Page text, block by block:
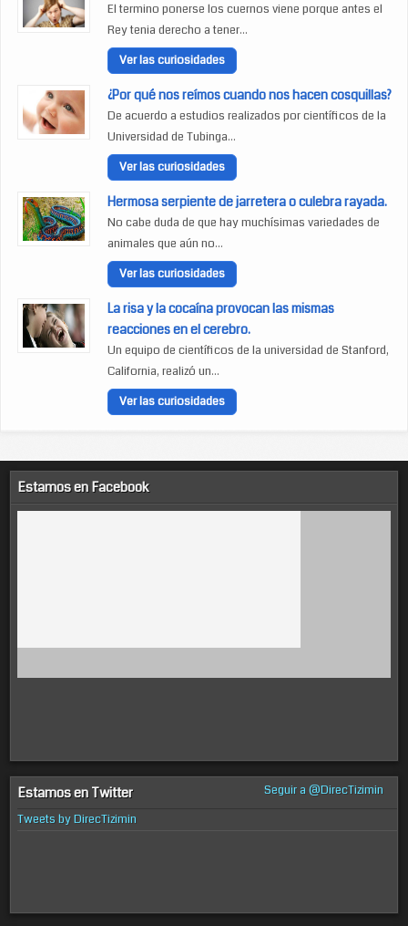
El termino ponerse los cuernos viene porque antes el
Rey tenia derecho a tener...
Ver las curiosidades
¿Por qué nos reímos cuando nos hacen cosquillas?
De acuerdo a estudios realizados por científicos de la
Universidad de Tubinga...
Ver las curiosidades
Hermosa serpiente de jarretera o culebra rayada.
No cabe duda de que hay muchísimas variedades de
animales que aún no...
Ver las curiosidades
La risa y la cocaína provocan las mismas
reacciones en el cerebro.
Un equipo de científicos de la universidad de Stanford,
California, realizó un...
Ver las curiosidades
Estamos en Facebook
Estamos en Twitter
Seguir a @DirecTizimin
Tweets by DirecTizimin